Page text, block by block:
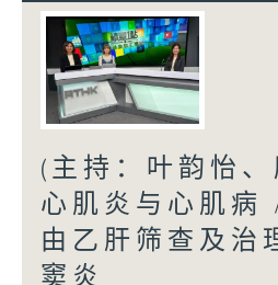
(主持：叶韵怡
心肌炎与心肌病
由乙肝筛查及治
窦炎